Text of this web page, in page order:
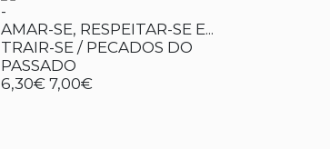
-
AMAR-SE, RESPEITAR-SE E...
TRAIR-SE / PECADOS DO
PASSADO
6,30€ 7,00€